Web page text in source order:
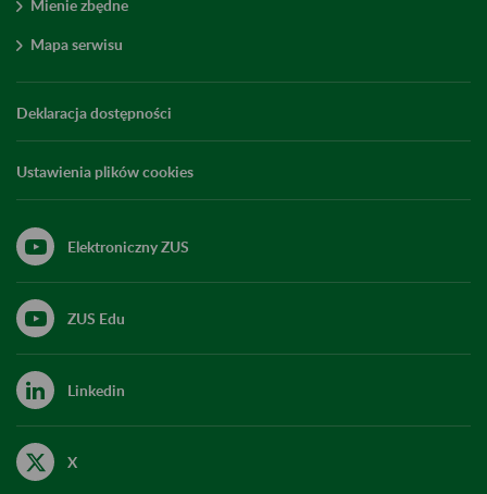
Mienie zbędne
Mapa serwisu
Deklaracja dostępności
Ustawienia plików cookies
Elektroniczny ZUS
ZUS Edu
Linkedin
X